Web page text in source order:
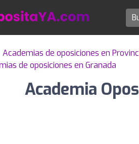
Academias de oposiciones en
de oposiciones en Granada
Academia